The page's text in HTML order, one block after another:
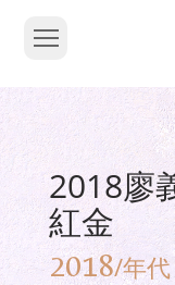
2018廖
紅金
2018/年代